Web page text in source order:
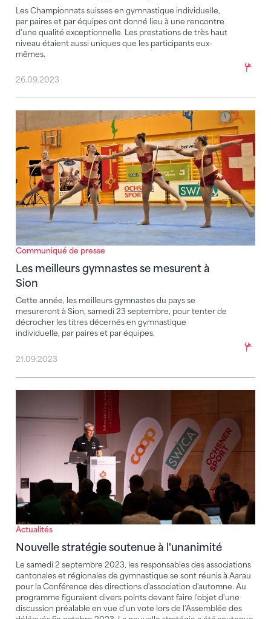
Les Championnats suisses en gymnastique individuelle,
par paires et par équipes ont donné lieu à une rencontre
d'une qualité exceptionnelle. Les prestations de très haut
niveau étaient aussi uniques que les participants eux-
mêmes.
26.09.2023
Communiqué de presse
Les meilleurs gymnastes se mesurent à
Sion
Cette année, les meilleurs gymnastes du pays se
mesureront à Sion, samedi 23 septembre, pour tenter de
décrocher les titres décernés en gymnastique
individuelle, par paires et par équipes.
Les meilleurs gymnastes se mesurent à Sion
21.09.2023
Actualités
Nouvelle stratégie soutenue à l'unanimité
Le samedi 2 septembre 2023, les responsables des associations
cantonales et régionales de gymnastique se sont réunis à Aarau
pour la Conférence des directions d'association d'automne. Au
programme figuraient divers points devant faire l'objet d'une
discussion préalable en vue d'un vote lors de l'Assemblée des
Nouvelle stratégie soutenue à l'unanimité